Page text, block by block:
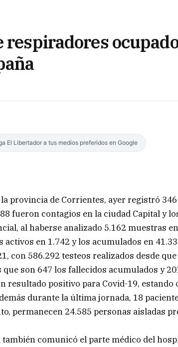
respiradores
El Libertador a tus medios preferidos en Google
provincia de Corrientes, ayer registró
fueron contagios en la ciudad Capital y
al haberse analizado 5.162 muestras
activos en 1.742 y los acumulados en
con 586.292 testeos realizados desde
son 647 los fallecidos acumulados y
resultado positivo para Covid-19,
durante la última jornada, 18
permanecen 24.585 personas aisladas
comunicó el parte médico del